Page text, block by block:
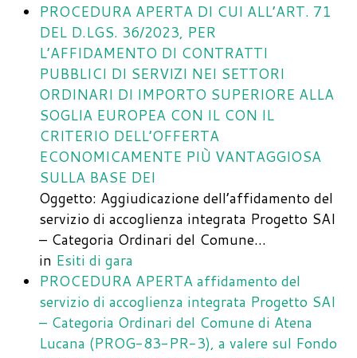
PROCEDURA APERTA DI CUI ALL’ART. 71
DEL D.LGS. 36/2023, PER
L’AFFIDAMENTO DI CONTRATTI
PUBBLICI DI SERVIZI NEI SETTORI
ORDINARI DI IMPORTO SUPERIORE ALLA
SOGLIA EUROPEA CON IL CON IL
CRITERIO DELL’OFFERTA
ECONOMICAMENTE PIÙ VANTAGGIOSA
SULLA BASE DEI
Oggetto: Aggiudicazione dell’affidamento del
servizio di accoglienza integrata Progetto SAI
– Categoria Ordinari del Comune…
in Esiti di gara
PROCEDURA APERTA affidamento del
servizio di accoglienza integrata Progetto SAI
– Categoria Ordinari del Comune di Atena
Lucana (PROG-83-PR-3), a valere sul Fondo